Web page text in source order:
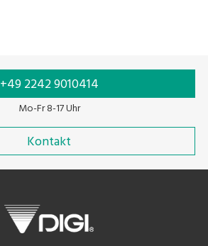
+49 2242 9010414
Mo-Fr 8-17 Uhr
Kontakt